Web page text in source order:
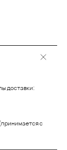
доставки:
с